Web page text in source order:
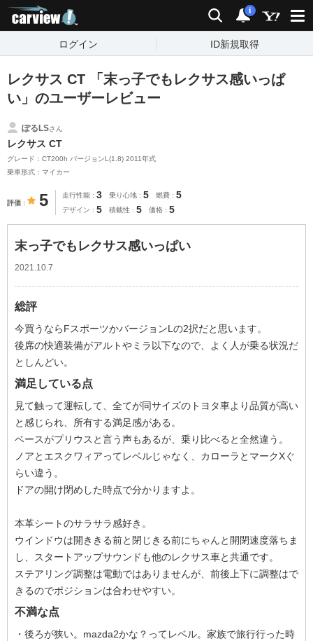
検索 通知
i
ログイン ID新規取得
レクサス CT 「末っ子でもレクサス感いっぱ
い」のユーザーレビュー
ぽるLSさん
レクサス CT
グレード：CT200h バージョンL(1.8) 2011年式
乗車形式：マイカー
評価 5 走行性能 3 乗り心地 5 燃費 5
デザイン 5 積載性 5 価格 5
末っ子でもレクサス感いっぱい
2021.10.7
総評
今買うならFスポーツかバージョンLの2択だと思います。
後席の快適装備がアルトやミラ以下なので、よく人が乗る状況だ
としんどい。
満足している点
見て触って運転して、全てが同サイズのトヨタ車より品質が高い
と感じられ、所有する満足感がある。
ベースがプリウスと言う声もあるが、乗り比べると全然違う。
ノアとエスクワィアってレベルじゃなく、カローラとマークXぐ
らい違う。
ドアの開け閉めした時点で分かりますよ。
本革シートのサラサラ感好き。
ウインドウは開ききる前と閉じきる前にちゃんと開閉速度落ちま
し、スタートアップサウンドも他のレクサス車と共通です。
ステアリング調整は電動ではありませんが、前後上下に調整はで
きるのでポジションは合わせやすい。
不満な点
・後ろが狭い。mazda2かな？ってレベル。家族で旅行行った時